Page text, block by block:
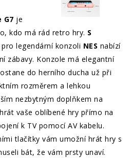
G7 je
kdo má rád retro hry. S
pro legendární konzoli NES nabízí
zábavy. Konzole má elegantní
do herního ducha už při
rozměrem a lehkou
nezbytným doplňkem na
vaše oblíbené hry přímo na
k TV pomocí AV kabelu.
tlačítky vám umožní hrát hry s
bát, že vám prsty unaví.